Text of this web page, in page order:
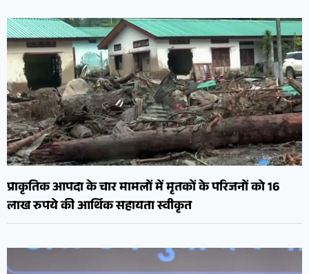
प्राकृतिक आपदा के चार मामलों में मृतकों के परिजनों को 16
लाख रुपये की आर्थिक सहायता स्वीकृत